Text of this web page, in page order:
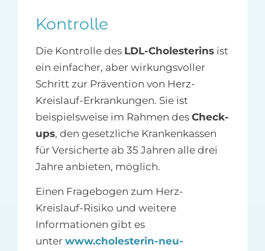
Kontrolle
Die Kontrolle des LDL-Cholesterinsist
ein einfacher, aber wirkungsvoller
Schritt zur Prävention von Herz-
Kreislauf-Erkrankungen. Sie ist
beispielsweise im Rahmen des Check-
ups, den gesetzliche Krankenkassen
für Versicherte ab 35 Jahren alle drei
Jahre anbieten, möglich.
Einen Fragebogen zum Herz-
Kreislauf-Risiko und weitere
Informationen gibt es
unter www.cholesterin-neu-